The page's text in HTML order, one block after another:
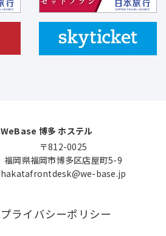
WeBase 博多 ホステル
〒812-0025
福岡県福岡市博多区店屋町5-9
hakatafrontdesk@we-base.jp
プライバシーポリシー